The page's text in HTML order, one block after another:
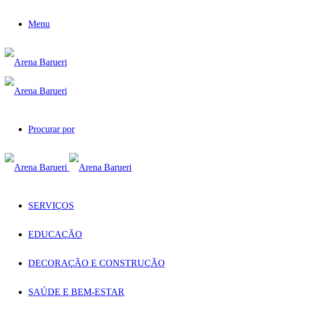
Menu
Procurar por
SERVIÇOS
EDUCAÇÃO
DECORAÇÃO E CONSTRUÇÃO
SAÚDE E BEM-ESTAR